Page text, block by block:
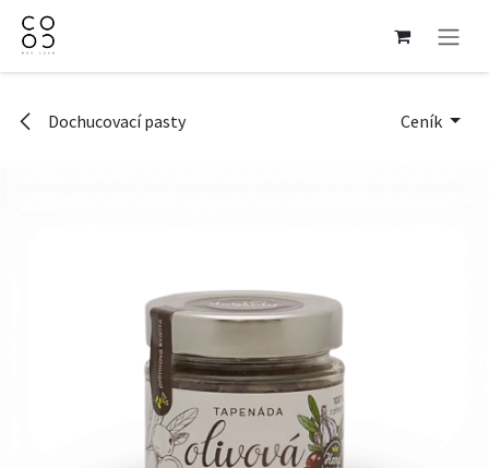
Přejít na obsah
Dochucovací pasty Ceník